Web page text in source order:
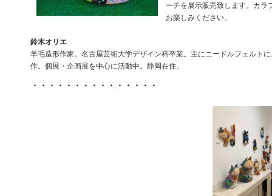
ーチを展示販売致します。カラ
お楽しみください。
鈴木オリエ
羊毛造形作家。名古屋芸術大学デザイン科卒業。主にニードルフェルト
作。個展・企画展を中心に活動中。静岡在住。
・・・・・・・・・・・・・・・